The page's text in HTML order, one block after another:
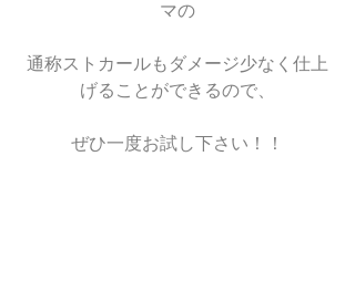
マの
通称ストカールもダメージ少なく仕上
げることができるので、
ぜひ一度お試し下さい！！